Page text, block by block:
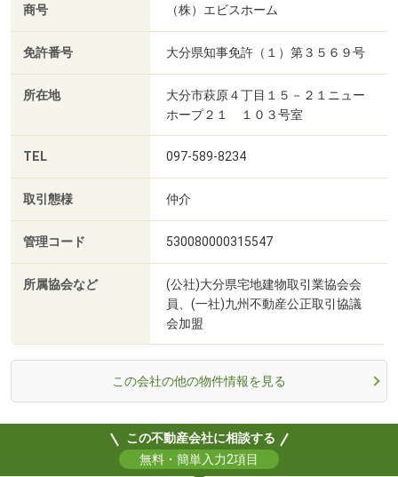
商号 （株）エビスホーム
免許番号 大分県知事免許（１）第３５６９号
所在地
大分市萩原４丁目１５－２１ニュー
ホープ２１ １０３号室
TEL 097-589-8234
取引態様 仲介
管理コード 530080000315547
所属協会など
(公社)大分県宅地建物取引業協会会
員、(一社)九州不動産公正取引協議
会加盟
この会社の他の物件情報を見る
この不動産会社に相談する
無料・簡単入力2項目